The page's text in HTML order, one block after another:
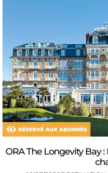
ORA The Longevity Bay